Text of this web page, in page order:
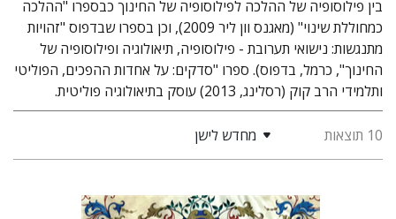
בין פילוסופיה של ההלכה לפילוסופיה של החינוך כבספרו "ההלכה
כמחוללת שינוי" (מאגנס וון ליר 2009), וכן בספרו שבדפוס "זהויות
מתנגשות: נישואי תערובת - פילוסופיה, תיאולוגיה ופילוסופיה של
החינוך", כרמל, בדפוס). ספרו "סדקים: על אחדות ההפכים, הפוליטי
ותלמידי הרב קוק (רסלינג, 2013) עוסק בתיאולוגיה פוליטית.
10 תוצאות מחדש לישן